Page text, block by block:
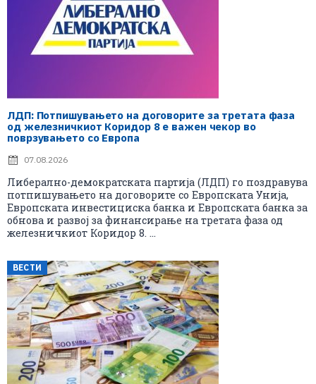
ЛДП: Потпишувањето на договорите за третата фаза
од железничкиот Коридор 8 е важен чекор во
поврзувањето со Европа
07.08.2026
Либерално-демократската партија (ЛДП) го поздравува
потпишувањето на договорите со Европската Унија,
Европската инвестициска банка и Европската банка за
обнова и развој за финансирање на третата фаза од
железничкиот Коридор 8. ...
ВЕСТИ